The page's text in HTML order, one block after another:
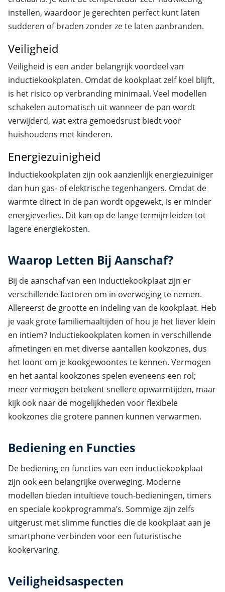
instellen, waardoor je gerechten perfect kunt laten
sudderen of braden zonder ze te laten aanbranden.
Veiligheid
Veiligheid is een ander belangrijk voordeel van
inductiekookplaten. Omdat de kookplaat zelf koel blijft,
is het risico op verbranding minimaal. Veel modellen
schakelen automatisch uit wanneer de pan wordt
verwijderd, wat extra gemoedsrust biedt voor
huishoudens met kinderen.
Energiezuinigheid
Inductiekookplaten zijn ook aanzienlijk energiezuiniger
dan hun gas- of elektrische tegenhangers. Omdat de
warmte direct in de pan wordt opgewekt, is er minder
energieverlies. Dit kan op de lange termijn leiden tot
lagere energiekosten.
Waarop Letten Bij Aanschaf?
Bij de aanschaf van een inductiekookplaat zijn er
verschillende factoren om in overweging te nemen.
Allereerst de grootte en indeling van de kookplaat. Heb
je vaak grote familiemaaltijden of hou je het liever klein
en intiem? Inductiekookplaten komen in verschillende
afmetingen en met diverse aantallen kookzones, dus
het loont om je kookgewoontes te kennen. Vermogen
en het aantal kookzones spelen eveneens een rol;
meer vermogen betekent snellere opwarmtijden, maar
kijk ook naar de mogelijkheden voor flexibele
kookzones die grotere pannen kunnen verwarmen.
Bediening en Functies
De bediening en functies van een inductiekookplaat
zijn ook een belangrijke overweging. Moderne
modellen bieden intuïtieve touch-bedieningen, timers
en speciale kookprogramma’s. Sommige zijn zelfs
uitgerust met slimme functies die de kookplaat aan je
smartphone verbinden voor een futuristische
kookervaring.
Veiligheidsaspecten